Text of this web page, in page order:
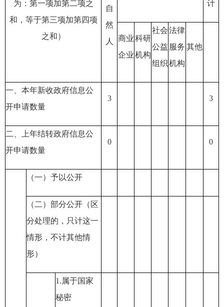
为：第一项加第二项之
和，等于第三项加第四项
之和）
自
然
人
计
商业
企业
科研
机构
社会
公益
组织
法律
服务
机构
其他
一、本年新收政府信息公
开申请数量
3 3
二、上年结转政府信息公
开申请数量
0 0
（一）予以公开
（二）部分公开 （区
分处理的，只计这一
情形，不计其他情
形）
1.属于国家
秘密